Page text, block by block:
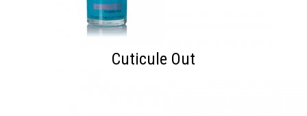
Cuticule Out